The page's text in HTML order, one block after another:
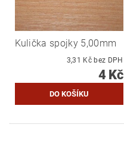
Kulička spojky 5,00mm
3,31 Kč bez DPH
4 Kč